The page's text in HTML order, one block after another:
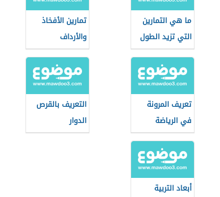
ما هي التمارين
التي تزيد الطول
تمارين الأفخاذ
والأرداف
تعريف المرونة
في الرياضة
التعريف بالقرص
الدوار
أبعاد التربية